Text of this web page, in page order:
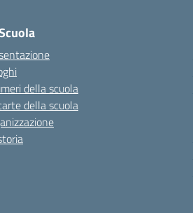
della scuola
della scuola